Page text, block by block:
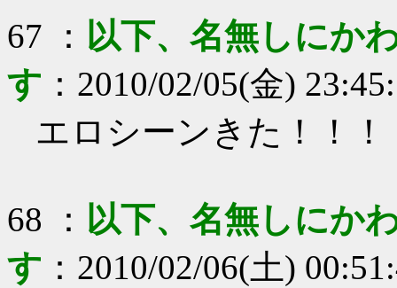
67 ： 以下、名無しにか
す ： 2010/02/05(金)
エロシーンきた！！！
68 ： 以下、名無しにか
す ： 2010/02/06(土)